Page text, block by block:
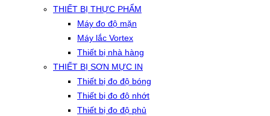
THIẾT BỊ THỰC PHẨM
Máy đo độ mặn
Máy lắc Vortex
Thiết bị nhà hàng
THIẾT BỊ SƠN MỰC IN
Thiết bị đo độ bóng
Thiết bị đo độ nhớt
Thiết bị đo độ phủ